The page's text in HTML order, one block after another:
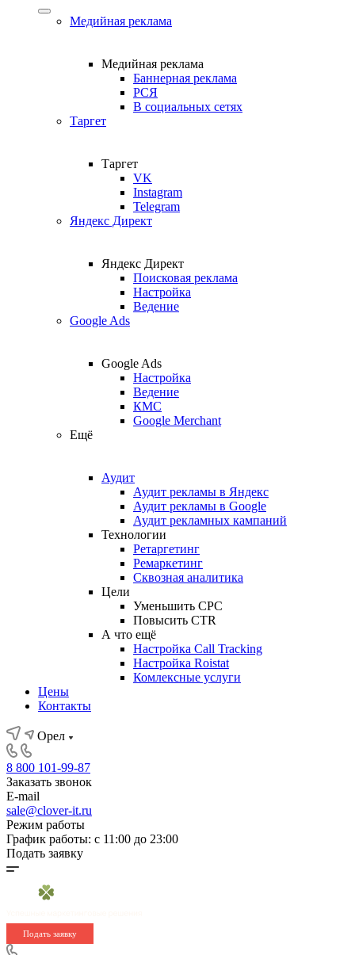
Медийная реклама
Медийная реклама
Баннерная реклама
РСЯ
В социальных сетях
Таргет
Таргет
VK
Instagram
Telegram
Яндекс Директ
Яндекс Директ
Поисковая реклама
Настройка
Ведение
Google Ads
Google Ads
Настройка
Ведение
КМС
Google Merchant
Ещё
Аудит
Аудит рекламы в Яндекс
Аудит рекламы в Google
Аудит рекламных кампаний
Технологии
Ретаргетинг
Ремаркетинг
Сквозная аналитика
Цели
Уменьшить CPC
Повысить CTR
А что ещё
Настройка Call Tracking
Настройка Roistat
Комлексные услуги
Цены
Контакты
Орел
8 800 101-99-87
Заказать звонок
E-mail
sale@clover-it.ru
Режим работы
График работы: с 11:00 до 23:00
Подать заявку
Подать заявку